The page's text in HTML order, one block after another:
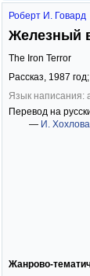
Роберт И. Говард
Железный
The Iron Terror
Рассказ, 1987
Язык написания:
Перевод на
— И. Хохлова
Жанрово-